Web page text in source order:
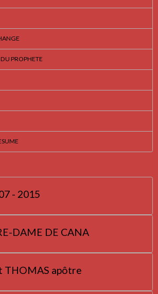
PROPHETE
- 2015
DAME DE CANA
THOMAS apôtre